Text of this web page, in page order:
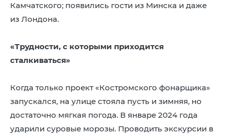
Камчатского; появились гости из Минска и даже
из Лондона.
«Трудности, с которыми приходится
сталкиваться»
Когда только проект «Костромского фонарщика»
запускался, на улице стояла пусть и зимняя, но
достаточно мягкая погода. В январе 2024 года
ударили суровые морозы. Проводить экскурсии в